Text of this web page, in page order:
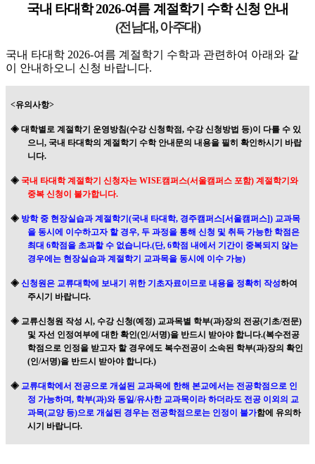
국내 타대학2026-여름 계절학기 수학 신청 안내
(전남대,아주대)
국내 타대학 2026-여름 계절학기 수학과 관련하여 아래와 같
이 안내하오니 신청 바랍니다.
<유의사항>
◈ 대학별로 계절학기 운영방침(수강 신청학점, 수강 신청방법 등)이 다를 수 있
으니, 국내 타대학의 계절학기 수학 안내문의 내용을 필히 확인하시기 바랍
니다.
◈ 국내 타대학 계절학기 신청자는 WISE캠퍼스(서울캠퍼스 포함) 계절학기와
중복 신청이 불가합니다.
◈ 방학 중 현장실습과 계절학기(국내 타대학, 경주캠퍼스[서울캠퍼스]) 교과목
을 동시에 이수하고자 할 경우, 두 과정을 통해 신청 및 취득 가능한 학점은
최대 6학점을 초과할 수 없습니다.(단, 6학점 내에서 기간이 중복되지 않는
경우에는 현장실습과 계절학기 교과목을 동시에 이수 가능)
◈ 신청원은 교류대학에 보내기 위한 기초자료이므로 내용을 정확히 작성하여
주시기 바랍니다.
◈ 교류신청원 작성 시, 수강 신청(예정) 교과목별 학부(과)장의 전공(기초/전문)
및 자선 인정여부에 대한 확인(인/서명)을 반드시 받아야 합니다.(복수전공
학점으로 인정을 받고자 할 경우에도 복수전공이 소속된 학부(과)장의 확인
(인/서명)을 반드시 받아야 합니다.)
◈ 교류대학에서 전공으로 개설된 교과목에 한해 본교에서는 전공학점으로 인
정 가능하며, 학부(과)와 동일/유사한 교과목이라 하더라도 전공 이외의 교
과목(교양 등)으로 개설된 경우는 전공학점으로는 인정이 불가함에 유의하
시기 바랍니다.